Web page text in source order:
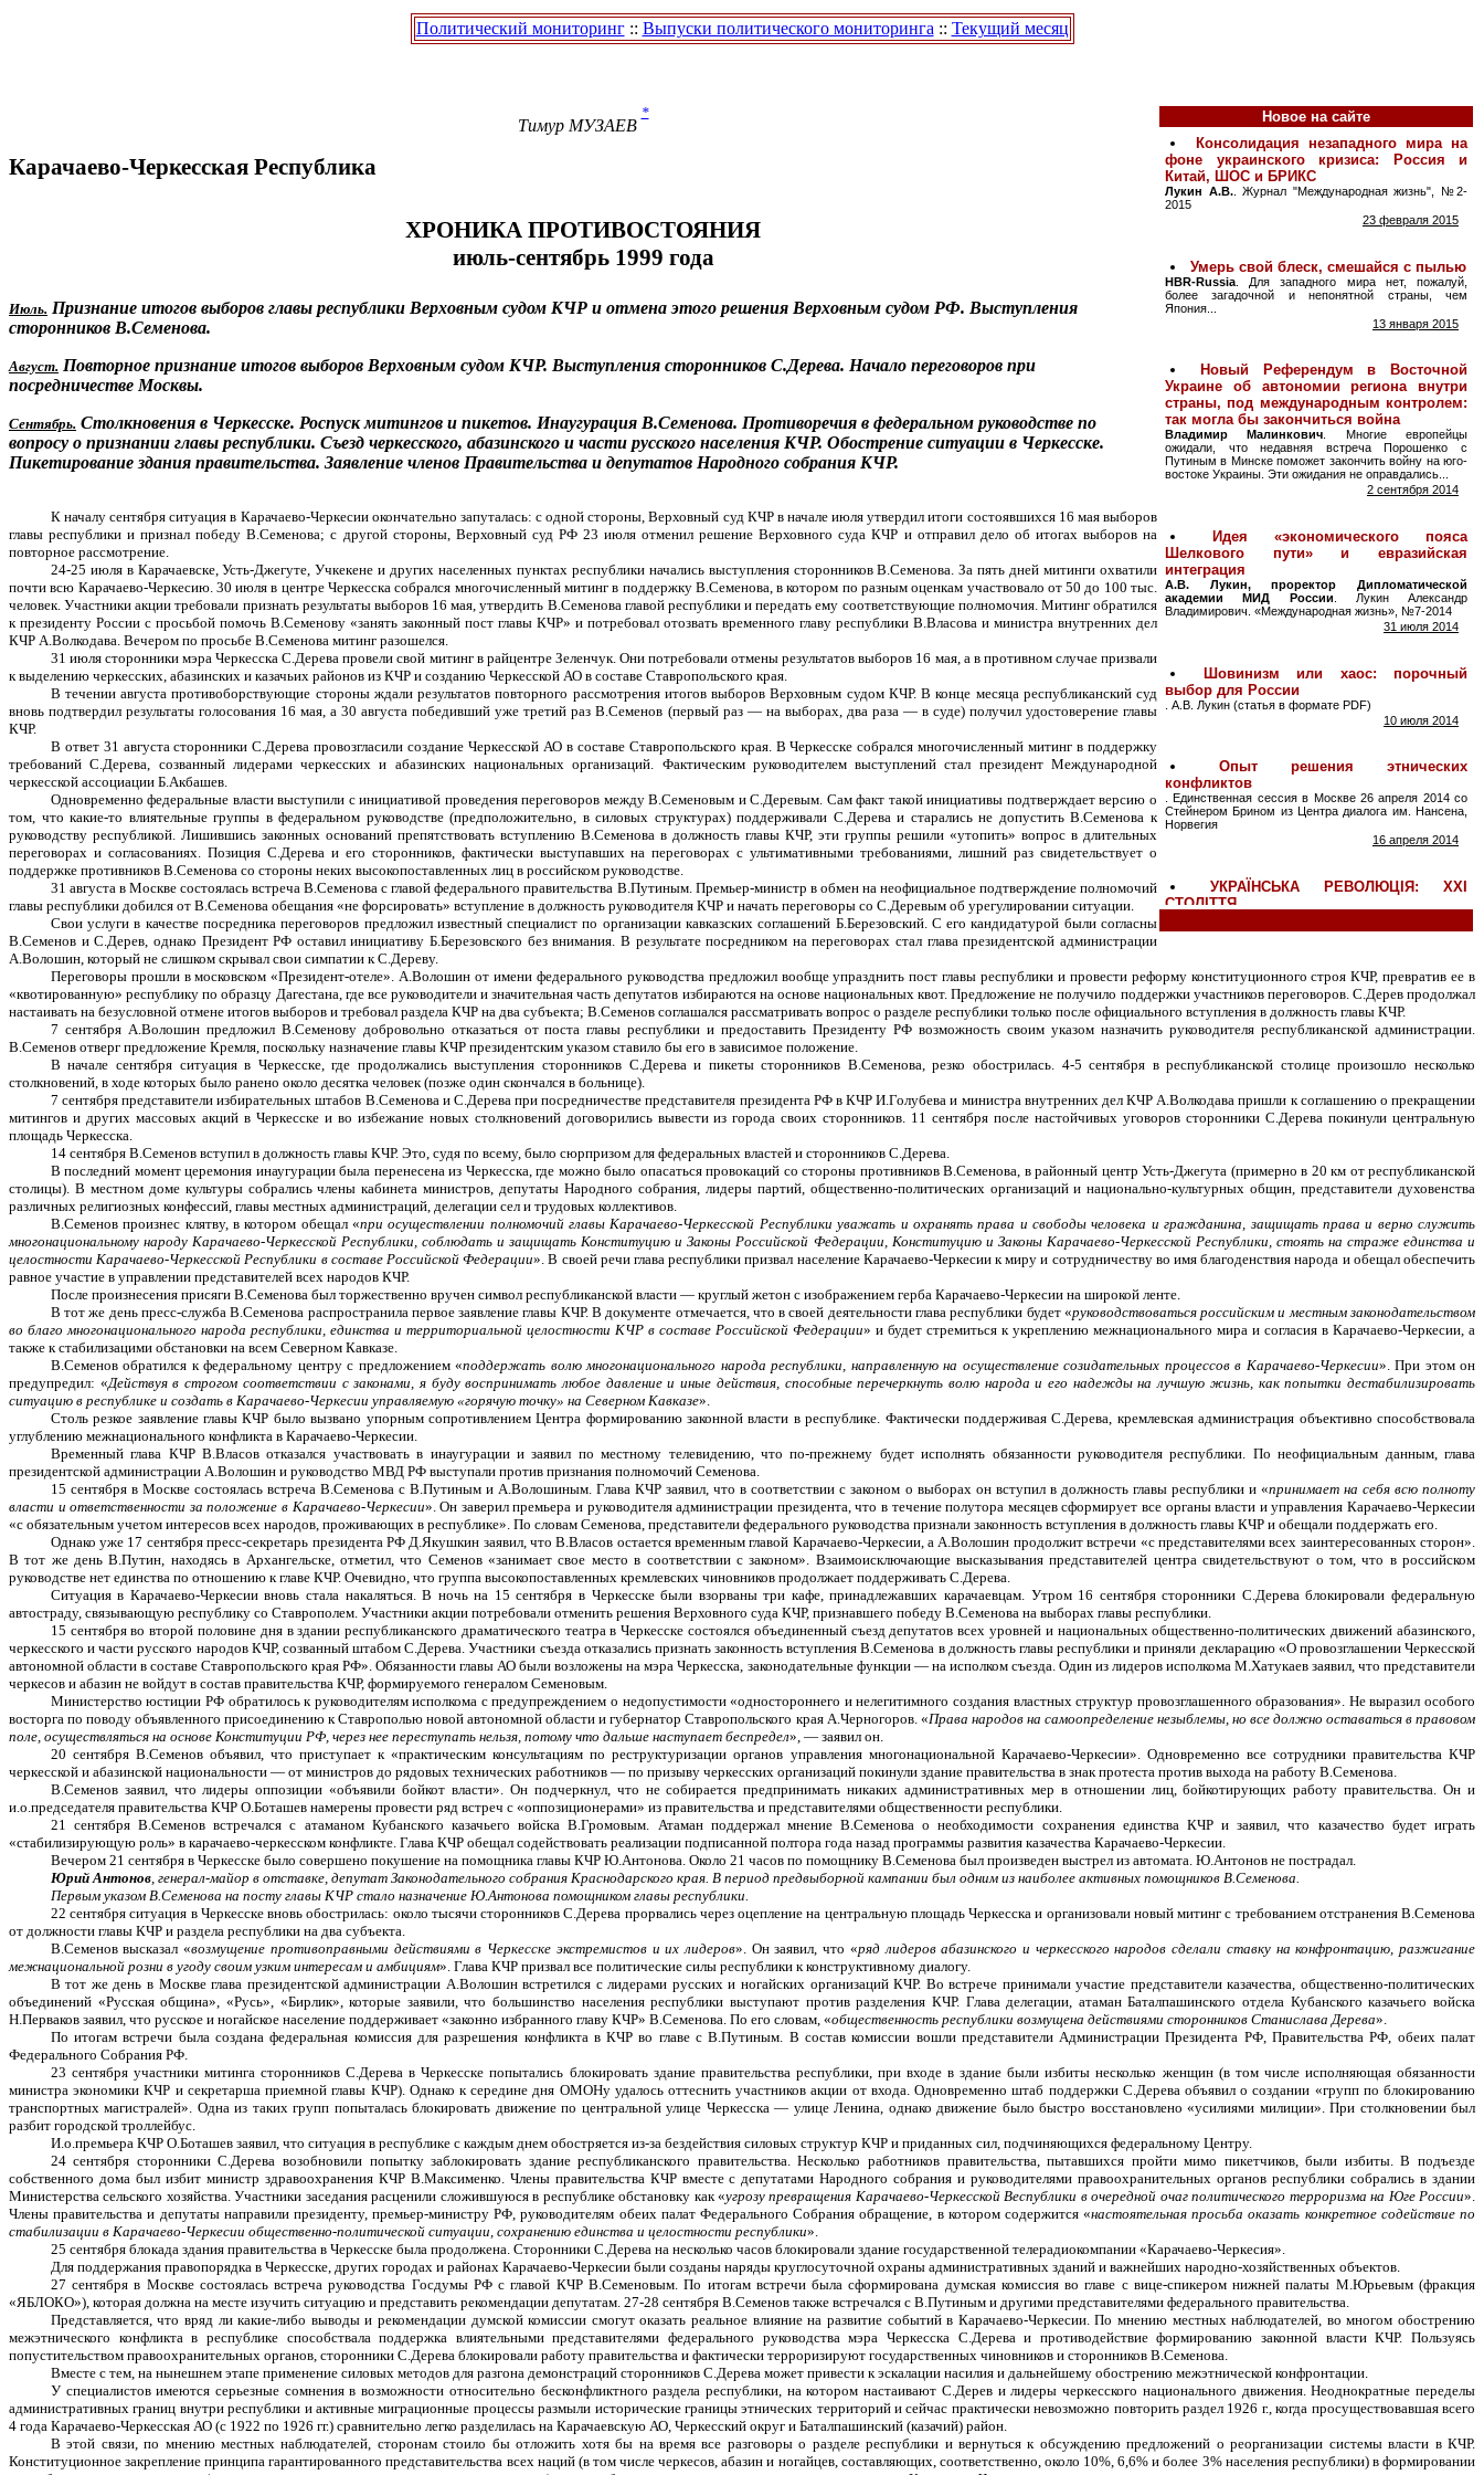
Политический мониторинг:: Выпуски политического мониторинга :: Текущий месяц
Новое на сайте
Тимур МУЗАЕВ
*
Карачаево-Черкесская Республика
ХРОНИКА ПРОТИВОСТОЯНИЯ
июль-сентябрь 1999 года
Июль. Признание итогов выборов главы республики Верховным судом КЧР и отмена этого решения Верховным судом РФ. Выступления
сторонников В.Семенова.
Август. Повторное признание итогов выборов Верховным судом КЧР. Выступления сторонников С.Дерева. Начало переговоров при
посредничестве Москвы.
Сентябрь. Столкновения в Черкесске. Роспуск митингов и пикетов. Инаугурация В.Семенова. Противоречия в федеральном руководстве по
вопросу о признании главы республики. Съезд черкесского, абазинского и части русского населения КЧР. Обострение ситуации в Черкесске.
Пикетирование здания правительства. Заявление членов Правительства и депутатов Народного собрания КЧР.
К началу сентября ситуация в Карачаево-Черкесии окончательно запуталась: с одной стороны, Верховный суд КЧР в начале июля утвердил итоги состоявшихся 16 мая выборов
главы республики и признал победу В.Семенова; с другой стороны, Верховный суд РФ 23 июля отменил решение Верховного суда КЧР и отправил дело об итогах выборов на
повторное рассмотрение.
24-25 июля в Карачаевске, Усть-Джегуте, Учкекене и других населенных пунктах республики начались выступления сторонников В.Семенова. За пять дней митинги охватили
почти всю Карачаево-Черкесию. 30 июля в центре Черкесска собрался многочисленный митинг в поддержку В.Семенова, в котором по разным оценкам участвовало от 50 до 100 тыс.
человек. Участники акции требовали признать результаты выборов 16 мая, утвердить В.Семенова главой республики и передать ему соответствующие полномочия. Митинг обратился
к президенту России с просьбой помочь В.Семенову «занять законный пост главы КЧР» и потребовал отозвать временного главу республики В.Власова и министра внутренних дел
КЧР А.Волкодава. Вечером по просьбе В.Семенова митинг разошелся.
31 июля сторонники мэра Черкесска С.Дерева провели свой митинг в райцентре Зеленчук. Они потребовали отмены результатов выборов 16 мая, а в противном случае призвали
к выделению черкесских, абазинских и казачьих районов из КЧР и созданию Черкесской АО в составе Ставропольского края.
В течении августа противоборствующие стороны ждали результатов повторного рассмотрения итогов выборов Верховным судом КЧР. В конце месяца республиканский суд
вновь подтвердил результаты голосования 16 мая, а 30 августа победивший уже третий раз В.Семенов (первый раз — на выборах, два раза — в суде) получил удостоверение главы
КЧР.
В ответ 31 августа сторонники С.Дерева провозгласили создание Черкесской АО в составе Ставропольского края. В Черкесске собрался многочисленный митинг в поддержку
требований С.Дерева, созванный лидерами черкесских и абазинских национальных организаций. Фактическим руководителем выступлений стал президент Международной
черкесской ассоциации Б.Акбашев.
Одновременно федеральные власти выступили с инициативой проведения переговоров между В.Семеновым и С.Деревым. Сам факт такой инициативы подтверждает версию о
том, что какие-то влиятельные группы в федеральном руководстве (предположительно, в силовых структурах) поддерживали С.Дерева и старались не допустить В.Семенова к
руководству республикой. Лишившись законных оснований препятствовать вступлению В.Семенова в должность главы КЧР, эти группы решили «утопить» вопрос в длительных
переговорах и согласованиях. Позиция С.Дерева и его сторонников, фактически выступавших на переговорах с ультимативными требованиями, лишний раз свидетельствует о
поддержке противников В.Семенова со стороны неких высокопоставленных лиц в российском руководстве.
31 августа в Москве состоялась встреча В.Семенова с главой федерального правительства В.Путиным. Премьер-министр в обмен на неофициальное подтверждение полномочий
главы республики добился от В.Семенова обещания «не форсировать» вступление в должность руководителя КЧР и начать переговоры со С.Деревым об урегулировании ситуации.
Свои услуги в качестве посредника переговоров предложил известный специалист по организации кавказских соглашений Б.Березовский. С его кандидатурой были согласны
В.Семенов и С.Дерев, однако Президент РФ оставил инициативу Б.Березовского без внимания. В результате посредником на переговорах стал глава президентской администрации
А.Волошин, который не слишком скрывал свои симпатии к С.Дереву.
Переговоры прошли в московском «Президент-отеле». А.Волошин от имени федерального руководства предложил вообще упразднить пост главы республики и провести реформу конституционного строя КЧР, превратив ее в
«квотированную» республику по образцу Дагестана, где все руководители и значительная часть депутатов избираются на основе национальных квот. Предложение не получило поддержки участников переговоров. С.Дерев продолжал
настаивать на безусловной отмене итогов выборов и требовал раздела КЧР на два субъекта; В.Семенов соглашался рассматривать вопрос о разделе республики только после официального вступления в должность главы КЧР.
7 сентября А.Волошин предложил В.Семенову добровольно отказаться от поста главы республики и предоставить Президенту РФ возможность своим указом назначить руководителя республиканской администрации.
В.Семенов отверг предложение Кремля, поскольку назначение главы КЧР президентским указом ставило бы его в зависимое положение.
В начале сентября ситуация в Черкесске, где продолжались выступления сторонников С.Дерева и пикеты сторонников В.Семенова, резко обострилась. 4-5 сентября в республиканской столице произошло несколько
столкновений, в ходе которых было ранено около десятка человек (позже один скончался в больнице).
7 сентября представители избирательных штабов В.Семенова и С.Дерева при посредничестве представителя президента РФ в КЧР И.Голубева и министра внутренних дел КЧР А.Волкодава пришли к соглашению о прекращении
митингов и других массовых акций в Черкесске и во избежание новых столкновений договорились вывести из города своих сторонников. 11 сентября после настойчивых уговоров сторонники С.Дерева покинули центральную
площадь Черкесска.
14 сентября В.Семенов вступил в должность главы КЧР. Это, судя по всему, было сюрпризом для федеральных властей и сторонников С.Дерева.
В последний момент церемония инаугурации была перенесена из Черкесска, где можно было опасаться провокаций со стороны противников В.Семенова, в районный центр Усть-Джегута (примерно в 20 км от республиканской
столицы). В местном доме культуры собрались члены кабинета министров, депутаты Народного собрания, лидеры партий, общественно-политических организаций и национально-культурных общин, представители духовенства
различных религиозных конфессий, главы местных администраций, делегации сел и трудовых коллективов.
В.Семенов произнес клятву, в котором обещал «при осуществлении полномочий главы Карачаево-Черкесской Республики уважать и охранять права и свободы человека и гражданина, защищать права и верно служить
многонациональному народу Карачаево-Черкесской Республики, соблюдать и защищать Конституцию и Законы Российской Федерации, Конституцию и Законы Карачаево-Черкесской Республики, стоять на страже единства и
целостности Карачаево-Черкесской Республики в составе Российской Федерации». В своей речи глава республики призвал население Карачаево-Черкесии к миру и сотрудничеству во имя благоденствия народа и обещал обеспечить
равное участие в управлении представителей всех народов КЧР.
После произнесения присяги В.Семенова был торжественно вручен символ республиканской власти — круглый жетон с изображением герба Карачаево-Черкесии на широкой ленте.
В тот же день пресс-служба В.Семенова распространила первое заявление главы КЧР. В документе отмечается, что в своей деятельности глава республики будет «руководствоваться российским и местным законодательством
во благо многонационального народа республики, единства и территориальной целостности КЧР в составе Российской Федерации» и будет стремиться к укреплению межнационального мира и согласия в Карачаево-Черкесии, а
также к стабилизацими обстановки на всем Северном Кавказе.
В.Семенов обратился к федеральному центру с предложением «поддержать волю многонационального народа республики, направленную на осуществление созидательных процессов в Карачаево-Черкесии». При этом он
предупредил: «Действуя в строгом соответствии с законами, я буду воспринимать любое давление и иные действия, способные перечеркнуть волю народа и его надежды на лучшую жизнь, как попытки дестабилизировать
ситуацию в республике и создать в Карачаево-Черкесии управляемую «горячую точку» на Северном Кавказе».
Столь резкое заявление главы КЧР было вызвано упорным сопротивлением Центра формированию законной власти в республике. Фактически поддерживая С.Дерева, кремлевская администрация объективно способствовала
углублению межнационального конфликта в Карачаево-Черкесии.
Временный глава КЧР В.Власов отказался участвовать в инаугурации и заявил по местному телевидению, что по-прежнему будет исполнять обязанности руководителя республики. По неофициальным данным, глава
президентской администрации А.Волошин и руководство МВД РФ выступали против признания полномочий Семенова.
15 сентября в Москве состоялась встреча В.Семенова с В.Путиным и А.Волошиным. Глава КЧР заявил, что в соответствии с законом о выборах он вступил в должность главы республики и «принимает на себя всю полноту
власти и ответственности за положение в Карачаево-Черкесии». Он заверил премьера и руководителя администрации президента, что в течение полутора месяцев сформирует все органы власти и управления Карачаево-Черкесии
«с обязательным учетом интересов всех народов, проживающих в республике». По словам Семенова, представители федерального руководства признали законность вступления в должность главы КЧР и обещали поддержать его.
Однако уже 17 сентября пресс-секретарь президента РФ Д.Якушкин заявил, что В.Власов остается временным главой Карачаево-Черкесии, а А.Волошин продолжит встречи «с представителями всех заинтересованных сторон».
В тот же день В.Путин, находясь в Архангельске, отметил, что Семенов «занимает свое место в соответствии с законом». Взаимоисключающие высказывания представителей центра свидетельствуют о том, что в российском
руководстве нет единства по отношению к главе КЧР. Очевидно, что группа высокопоставленных кремлевских чиновников продолжает поддерживать С.Дерева.
Ситуация в Карачаево-Черкесии вновь стала накаляться. В ночь на 15 сентября в Черкесске были взорваны три кафе, принадлежавших карачаевцам. Утром 16 сентября сторонники С.Дерева блокировали федеральную
автостраду, связывающую республику со Ставрополем. Участники акции потребовали отменить решения Верховного суда КЧР, признавшего победу В.Семенова на выборах главы республики.
15 сентября во второй половине дня в здании республиканского драматического театра в Черкесске состоялся объединенный съезд депутатов всех уровней и национальных общественно-политических движений абазинского,
черкесского и части русского народов КЧР, созванный штабом С.Дерева. Участники съезда отказались признать законность вступления В.Семенова в должность главы республики и приняли декларацию «О провозглашении Черкесской
автономной области в составе Ставропольского края РФ». Обязанности главы АО были возложены на мэра Черкесска, законодательные функции — на исполком съезда. Один из лидеров исполкома М.Хатукаев заявил, что представители
черкесов и абазин не войдут в состав правительства КЧР, формируемого генералом Семеновым.
Министерство юстиции РФ обратилось к руководителям исполкома с предупреждением о недопустимости «одностороннего и нелегитимного создания властных структур провозглашенного образования». Не выразил особого
восторга по поводу объявленного присоединению к Ставрополью новой автономной области и губернатор Ставропольского края А.Черногоров. «Права народов на самоопределение незыблемы, но все должно оставаться в правовом
поле, осуществляться на основе Конституции РФ, через нее переступать нельзя, потому что дальше наступает беспредел», — заявил он.
20 сентября В.Семенов объявил, что приступает к «практическим консультациям по реструктуризации органов управления многонациональной Карачаево-Черкесии». Одновременно все сотрудники правительства КЧР
черкесской и абазинской национальности — от министров до рядовых технических работников — по призыву черкесских организаций покинули здание правительства в знак протеста против выхода на работу В.Семенова.
В.Семенов заявил, что лидеры оппозиции «объявили бойкот власти». Он подчеркнул, что не собирается предпринимать никаких административных мер в отношении лиц, бойкотирующих работу правительства. Он и
и.о.председателя правительства КЧР О.Боташев намерены провести ряд встреч с «оппозиционерами» из правительства и представителями общественности республики.
21 сентября В.Семенов встречался с атаманом Кубанского казачьего войска В.Громовым. Атаман поддержал мнение В.Семенова о необходимости сохранения единства КЧР и заявил, что казачество будет играть
«стабилизирующую роль» в карачаево-черкесском конфликте. Глава КЧР обещал содействовать реализации подписанной полтора года назад программы развития казачества Карачаево-Черкесии.
Вечером 21 сентября в Черкесске было совершено покушение на помощника главы КЧР Ю.Антонова. Около 21 часов по помощнику В.Семенова был произведен выстрел из автомата. Ю.Антонов не пострадал.
Юрий Антонов, генерал-майор в отставке, депутат Законодательного собрания Краснодарского края. В период предвыборной кампании был одним из наиболее активных помощников В.Семенова.
Первым указом В.Семенова на посту главы КЧР стало назначение Ю.Антонова помощником главы республики.
22 сентября ситуация в Черкесске вновь обострилась: около тысячи сторонников С.Дерева прорвались через оцепление на центральную площадь Черкесска и организовали новый митинг с требованием отстранения В.Семенова
от должности главы КЧР и раздела республики на два субъекта.
В.Семенов высказал «возмущение противоправными действиями в Черкесске экстремистов и их лидеров». Он заявил, что «ряд лидеров абазинского и черкесского народов сделали ставку на конфронтацию, разжигание
межнациональной розни в угоду своим узким интересам и амбициям». Глава КЧР призвал все политические силы республики к конструктивному диалогу.
В тот же день в Москве глава президентской администрации А.Волошин встретился с лидерами русских и ногайских организаций КЧР. Во встрече принимали участие представители казачества, общественно-политических
объединений «Русская община», «Русь», «Бирлик», которые заявили, что большинство населения республики выступают против разделения КЧР. Глава делегации, атаман Баталпашинского отдела Кубанского казачьего войска
Н.Перваков заявил, что русское и ногайское население поддерживает «законно избранного главу КЧР» В.Семенова. По его словам, «общественность республики возмущена действиями сторонников Станислава Дерева».
По итогам встречи была создана федеральная комиссия для разрешения конфликта в КЧР во главе с В.Путиным. В состав комиссии вошли представители Администрации Президента РФ, Правительства РФ, обеих палат
Федерального Собрания РФ.
23 сентября участники митинга сторонников С.Дерева в Черкесске попытались блокировать здание правительства республики, при входе в здание были избиты несколько женщин (в том числе исполняющая обязанности
министра экономики КЧР и секретарша приемной главы КЧР). Однако к середине дня ОМОНу удалось оттеснить участников акции от входа. Одновременно штаб поддержки С.Дерева объявил о создании «групп по блокированию
транспортных магистралей». Одна из таких групп попыталась блокировать движение по центральной улице Черкесска — улице Ленина, однако движение было быстро восстановлено «усилиями милиции». При столкновении был
разбит городской троллейбус.
И.о.премьера КЧР О.Боташев заявил, что ситуация в республике с каждым днем обостряется из-за бездействия силовых структур КЧР и приданных сил, подчиняющихся федеральному Центру.
24 сентября сторонники С.Дерева возобновили попытку заблокировать здание республиканского правительства. Несколько работников правительства, пытавшихся пройти мимо пикетчиков, были избиты. В подъезде
собственного дома был избит министр здравоохранения КЧР В.Максименко. Члены правительства КЧР вместе с депутатами Народного собрания и руководителями правоохранительных органов республики собрались в здании
Министерства сельского хозяйства. Участники заседания расценили сложившуюся в республике обстановку как «угрозу превращения Карачаево-Черкесской Веспублики в очередной очаг политического терроризма на Юге России».
Члены правительства и депутаты направили президенту, премьер-министру РФ, руководителям обеих палат Федерального Собрания обращение, в котором содержится «настоятельная просьба оказать конкретное содействие по
стабилизации в Карачаево-Черкесии общественно-политической ситуации, сохранению единства и целостности республики».
25 сентября блокада здания правительства в Черкесске была продолжена. Сторонники С.Дерева на несколько часов блокировали здание государственной телерадиокомпании «Карачаево-Черкесия».
Для поддержания правопорядка в Черкесске, других городах и районах Карачаево-Черкесии были созданы наряды круглосуточной охраны административных зданий и важнейших народно-хозяйственных объектов.
27 сентября в Москве состоялась встреча руководства Госдумы РФ с главой КЧР В.Семеновым. По итогам встречи была сформирована думская комиссия во главе с вице-спикером нижней палаты М.Юрьевым (фракция
«ЯБЛОКО»), которая должна на месте изучить ситуацию и представить рекомендации депутатам. 27-28 сентября В.Семенов также встречался с В.Путиным и другими представителями федерального правительства.
Представляется, что вряд ли какие-либо выводы и рекомендации думской комиссии смогут оказать реальное влияние на развитие событий в Карачаево-Черкесии. По мнению местных наблюдателей, во многом обострению
межэтнического конфликта в республике способствала поддержка влиятельными представителями федерального руководства мэра Черкесска С.Дерева и противодействие формированию законной власти КЧР. Пользуясь
попустительством правоохранительных органов, сторонники С.Дерева блокировали работу правительства и фактически терроризируют государственных чиновников и сторонников В.Семенова.
Вместе с тем, на нынешнем этапе применение силовых методов для разгона демонстраций сторонников С.Дерева может привести к эскалации насилия и дальнейшему обострению межэтнической конфронтации.
У специалистов имеются серьезные сомнения в возможности относительно бесконфликтного раздела республики, на котором настаивают С.Дерев и лидеры черкесского национального движения. Неоднократные переделы
административных границ внутри республики и активные миграционные процессы размыли исторические границы этнических территорий и сейчас практически невозможно повторить раздел 1926 г., когда просуществовавшая всего
4 года Карачаево-Черкесская АО (с 1922 по 1926 гг.) сравнительно легко разделилась на Карачаевскую АО, Черкесский округ и Баталпашинский (казачий) район.
В этой связи, по мнению местных наблюдателей, сторонам стоило бы отложить хотя бы на время все разговоры о разделе республики и вернуться к обсуждению предложений о реорганизации системы власти в КЧР.
Конституционное закрепление принципа гарантированного представительства всех наций (в том числе черкесов, абазин и ногайцев, составляющих, соответственно, около 10%, 6,6% и более 3% населения республики) в формировании